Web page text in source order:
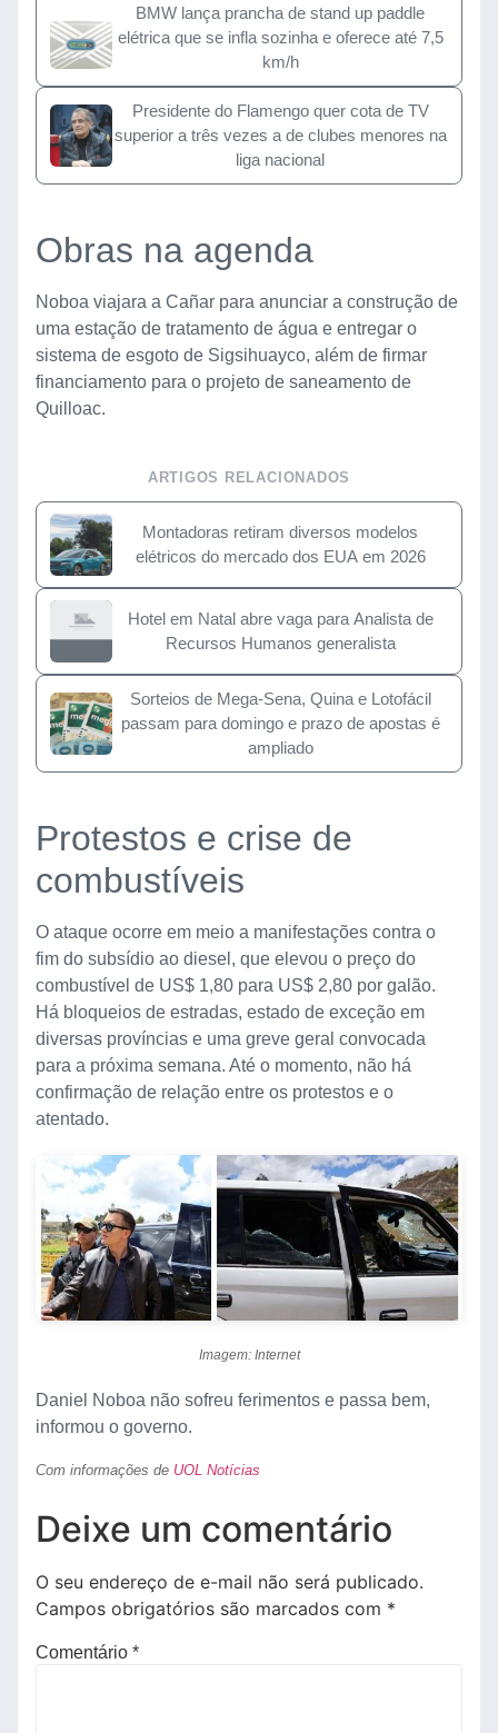
BMW lança prancha de stand up paddle
elétrica que se infla sozinha e oferece até 7,5
km/h
Presidente do Flamengo quer cota de TV
superior a três vezes a de clubes menores na
liga nacional
Obras na agenda
Noboa viajara a Cañar para anunciar a construção de
uma estação de tratamento de água e entregar o
sistema de esgoto de Sigsihuayco, além de firmar
financiamento para o projeto de saneamento de
Quilloac.
ARTIGOS RELACIONADOS
Montadoras retiram diversos modelos
elétricos do mercado dos EUA em 2026
Hotel em Natal abre vaga para Analista de
Recursos Humanos generalista
Sorteios de Mega-Sena, Quina e Lotofácil
passam para domingo e prazo de apostas é
ampliado
Protestos e crise de
combustíveis
O ataque ocorre em meio a manifestações contra o
fim do subsídio ao diesel, que elevou o preço do
combustível de US$ 1,80 para US$ 2,80 por galão.
Há bloqueios de estradas, estado de exceção em
diversas províncias e uma greve geral convocada
para a próxima semana. Até o momento, não há
confirmação de relação entre os protestos e o
atentado.
Imagem: Internet
Daniel Noboa não sofreu ferimentos e passa bem,
informou o governo.
Com informações de UOL Notícias
Deixe um comentário
O seu endereço de e-mail não será publicado.
Campos obrigatórios são marcados com *
Comentário *